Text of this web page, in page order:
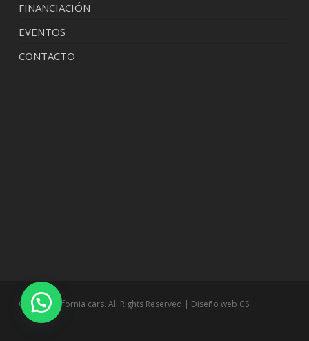
FINANCIACIÓN
EVENTOS
CONTACTO
© 2026 california cars. All Rights Reserved | Diseño web CS